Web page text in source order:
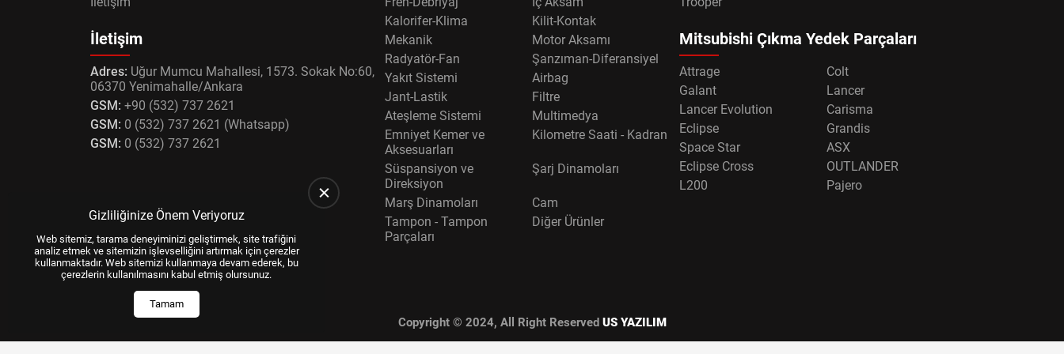
İletişim
Adres: Uğur Mumcu Mahallesi, 1573. Sokak No:60,
06370 Yenimahalle/Ankara
GSM: +90 (532) 737 2621
GSM: 0 (532) 737 2621 (Whatsapp)
GSM: 0 (532) 737 2621
Kalorifer-Klima
Kilit-Kontak
Mekanik
Motor Aksamı
Radyatör-Fan
Şanzıman-Diferansiyel
Yakıt Sistemi
Airbag
Jant-Lastik
Filtre
Ateşleme Sistemi
Multimedya
Emniyet Kemer ve
Aksesuarları
Kilometre Saati - Kadran
Süspansiyon ve
Direksiyon
Şarj Dinamoları
Marş Dinamoları
Cam
Tampon - Tampon
Parçaları
Diğer Ürünler
Mitsubishi Çıkma Yedek Parçaları
Attrage
Colt
Galant
Lancer
Lancer Evolution
Carisma
Eclipse
Grandis
Space Star
ASX
Eclipse Cross
OUTLANDER
L200
Pajero
Copyright © 2024, All Right Reserved US YAZILIM
Gizliliğinize Önem Veriyoruz
Web sitemiz, tarama deneyiminizi geliştirmek, site trafiğini
analiz etmek ve sitemizin işlevselliğini artırmak için çerezler
kullanmaktadır. Web sitemizi kullanmaya devam ederek, bu
çerezlerin kullanılmasını kabul etmiş olursunuz.
Tamam